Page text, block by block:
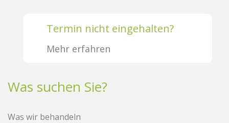
Termin nicht eingehalten?
Mehr erfahren
Was suchen Sie?
Was wir behandeln